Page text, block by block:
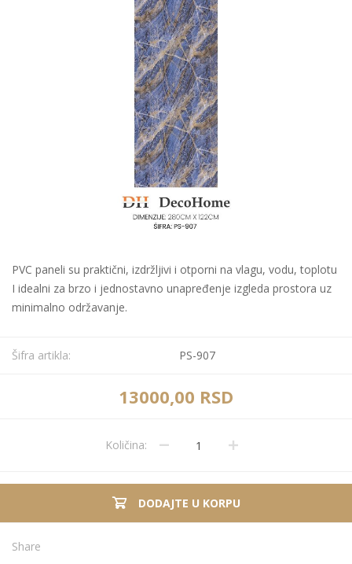
PVC paneli su praktični, izdržljivi i otporni na vlagu, vodu, toplotu
I idealni za brzo i jednostavno unapređenje izgleda prostora uz
minimalno održavanje.
Šifra artikla: PS-907
13000,00 RSD
Količina:
DODAJTE U KORPU
Share